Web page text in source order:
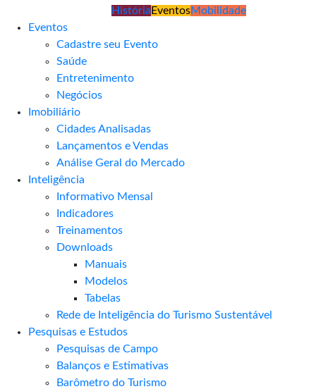
História EventosMobilidade
Eventos
Cadastre seu Evento
Saúde
Entretenimento
Negócios
Imobiliário
Cidades Analisadas
Lançamentos e Vendas
Análise Geral do Mercado
Inteligência
Informativo Mensal​
Indicadores
Treinamentos
Downloads
Manuais
Modelos
Tabelas
Rede de Inteligência do Turismo Sustentável
Pesquisas e Estudos
Pesquisas de Campo
Balanços e Estimativas
Barômetro do Turismo